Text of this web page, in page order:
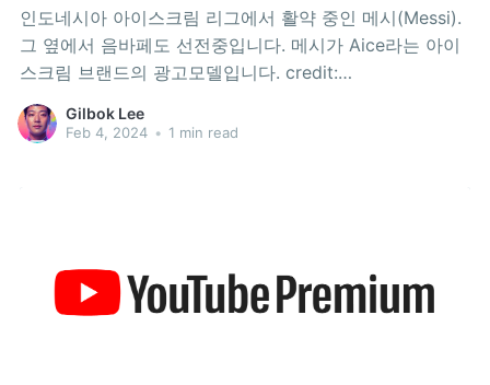
인도네시아 아이스크림 리그에서 활약 중인 메시(Messi).
그 옆에서 음바페도 선전중입니다. 메시가 Aice라는 아이
스크림 브랜드의 광고모델입니다. credit:
Aice(https://aice.co.id/)블루베리 필드를 달리고 있는 메
시. credit: Aice(https://aice.co.id/)정말 시원해 보이는
Gilbok Lee
Feb 4, 2024 • 1 min read